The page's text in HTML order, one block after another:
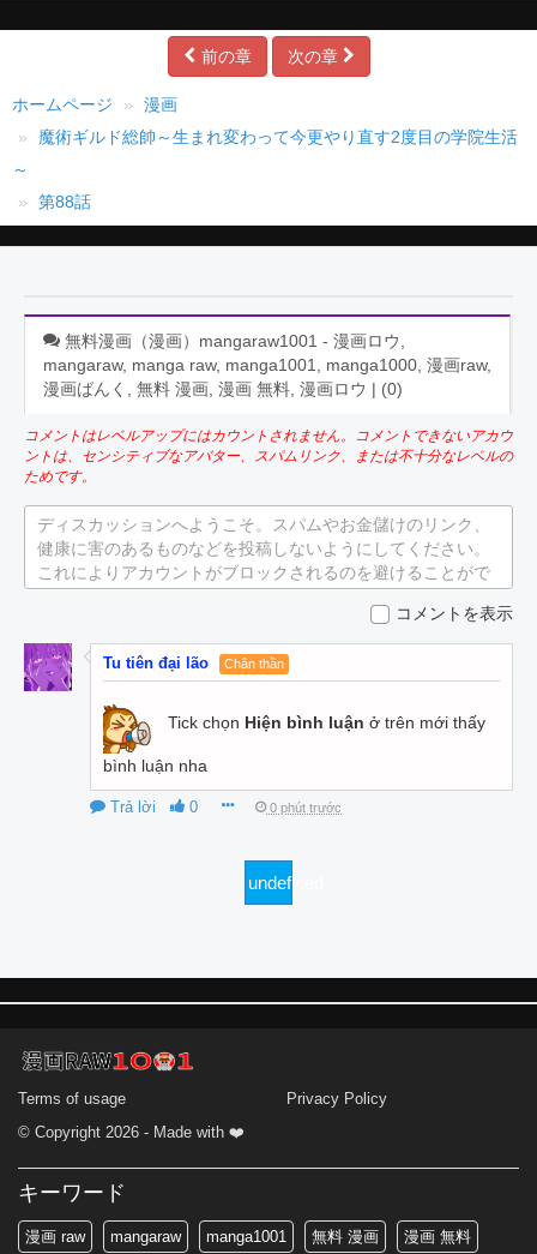
前の章 次の章
ホームページ
漫画
魔術ギルド総帥～生まれ変わって今更やり直す2度目の学院生活
～
第88話
無料漫画（漫画）mangaraw1001 - 漫画ロウ,
mangaraw, manga raw, manga1001, manga1000, 漫画raw,
漫画ばんく, 無料 漫画, 漫画 無料, 漫画ロウ | (0)
コメントはレベルアップにはカウントされません。コメントできないアカウ
ントは、センシティブなアバター、スパムリンク、または不十分なレベルの
ためです。
ディスカッションへようこそ。スパムやお金儲けのリンク、
健康に害のあるものなどを投稿しないようにしてください。
これによりアカウントがブロックされるのを避けることがで
コメントを表示
Tu tiên đại lão Chân thần
Tick chọn Hiện bình luận ở trên mới thấy
bình luận nha
Trả lời 0 0 phút trước
undefined
Terms of usage
Privacy Policy
© Copyright 2026 - Made with ❤️
キーワード
漫画 raw mangaraw manga1001 無料 漫画 漫画 無料